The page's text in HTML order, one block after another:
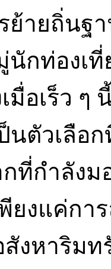
ย้ายถิ่นฐ
กท่องเ
มื่อเร็ว ๆ
นตัวเลือ
ที่กำลัง
ยงแค่กา
งหาริมท